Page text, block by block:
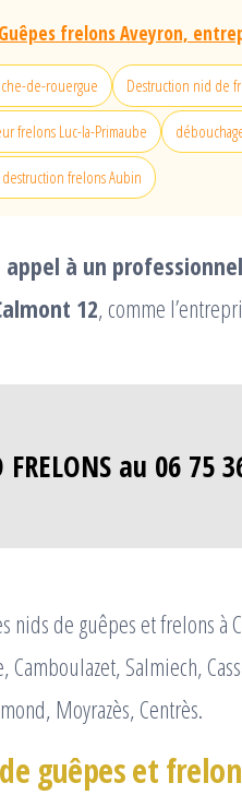
frelons Aveyron,
de-rouergue Destruction nid de
frelons Luc-la-Primaube
frelons Aubin
à un
12, comme
au 06 75
de guêpes et frelons à
Salmiech,
Moyrazès, Centrès.
guêpes et